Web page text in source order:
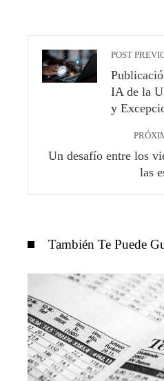
POST
IA de la
y
Un desafío entre los
las
También Te Puede